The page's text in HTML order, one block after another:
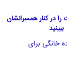
را در کنار همسرانشان
ببینید